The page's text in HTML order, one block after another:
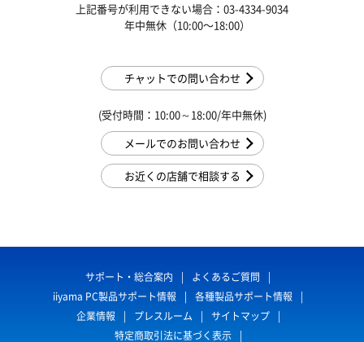
上記番号が利用できない場合：03-4334-9034
年中無休（10:00〜18:00）
チャットでの問い合わせ
(受付時間：10:00～18:00/年中無休)
メールでのお問い合わせ
お近くの店舗で相談する
サポート・総合案内
よくあるご質問
iiyama PC製品サポート情報
各種製品サポート情報
企業情報
プレスルーム
サイトマップ
特定商取引法に基づく表示